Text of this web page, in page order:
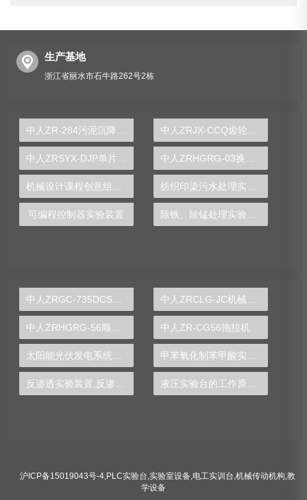
生产基地
浙江省丽水市石牛路262号2栋
可编程控制器实验装置
中人ZRGC-735DCS分布式过程控制系统实训装置
沪ICP备15019043号-4 PLC实验台 实验室设备 电工实训台 机械传动机构 教
学设备